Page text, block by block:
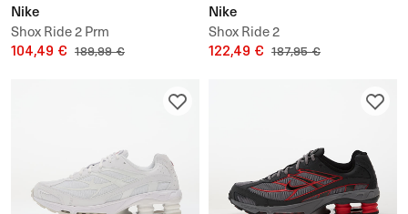
Nike
Shox Ride 2 Prm
104,49 € 189,99 €
Nike
Shox Ride 2
122,49 € 187,95 €